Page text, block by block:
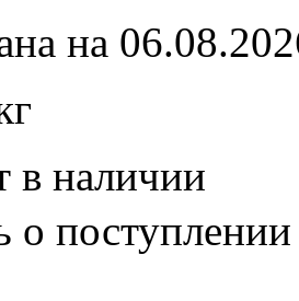
на
в наличии
о поступлении